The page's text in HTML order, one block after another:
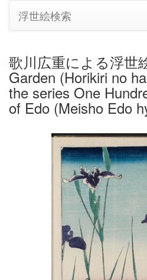
浮世絵検索
歌川広重による浮世
Garden (Horikiri no
the series One
of Edo (Meisho Edo